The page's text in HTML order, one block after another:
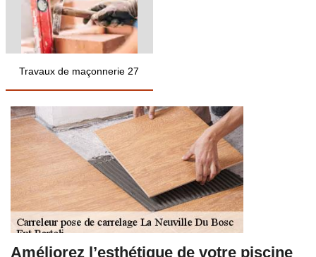
Travaux de maçonnerie 27
Améliorez l’esthétique de votre piscine